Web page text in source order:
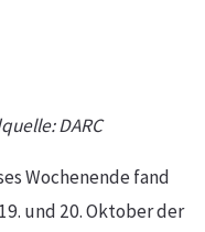
DARC
Wochenende fand
und 20. Oktober der